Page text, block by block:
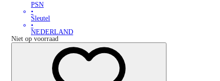
PSN
•
Sleutel
•
NEDERLAND
Niet op voorraad